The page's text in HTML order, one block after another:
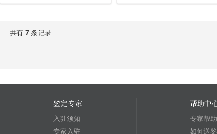
共有 7 条记录
鉴定专家
入驻须知
专家入驻
帮助中
专家帮助
如何送鉴